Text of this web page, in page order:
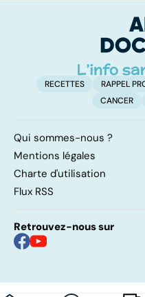
RECETTES RAPPEL
CANCER
Qui sommes-nous ?
Mentions légales
Charte d'utilisation
Flux RSS
Retrouvez-nous sur